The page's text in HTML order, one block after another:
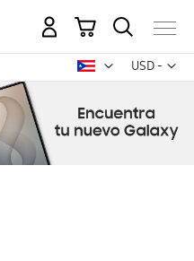
USD -
dólar
Mi carrito